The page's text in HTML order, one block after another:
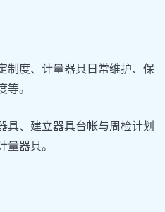
制度、计量器具日常维护、保
。
具、建立器具台帐与周检计划
器具。